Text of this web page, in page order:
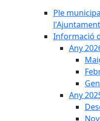
Ple
Informació
Any
Any